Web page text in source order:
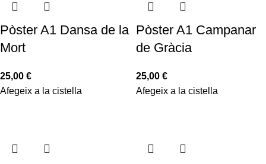
Pòster A1 Dansa de la
Mort
25,00 €
Afegeix a la cistella
Pòster A1 Campanar
de Gràcia
25,00 €
Afegeix a la cistella